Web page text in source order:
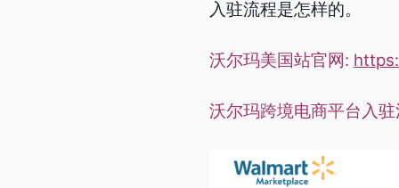
入驻流程是怎样的。
沃尔玛美国站官网:
沃尔玛跨境电商平台入